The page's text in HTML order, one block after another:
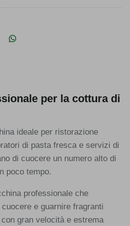
su Twittersu Pinterest
Translation missing:
per la cottura di
ideale per ristorazione
di pasta fresca e servizi di
di cuocere un numero alto di
poco tempo.
professionale che
e guarnire fragranti
gran velocità e estrema